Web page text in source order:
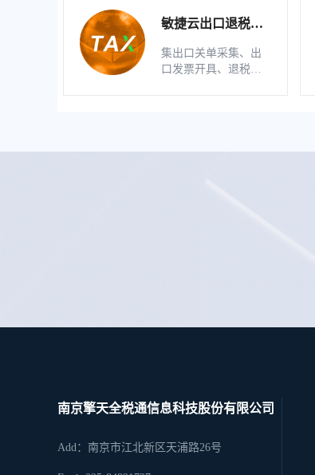
敏捷云出口退税申
集出口关单采集、出
口发票开具、退税明
南京擎天全税通信息科技股份有限公司
Add：南京市江北新区天浦路26号